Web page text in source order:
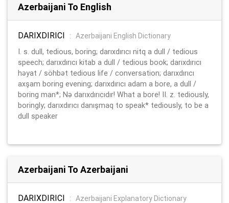
Azerbaijani To English
DARIXDIRICI : Azerbaijani English Dictionary
I. s. dull, tedious, boring; darıxdırıcı nitq a dull / tedious
speech; darıxdırıcı kitab a dull / tedious book; darıxdırıcı
həyat / söhbət tedious life / conversation; darıxdırıcı
axşam boring evening; darıxdırıcı adam a bore, a dull /
boring man*; Nə darıxdırıcıdır! What a bore! II. z. tediously,
boringly; darıxdırıcı danışmaq to speak* tediously, to be a
dull speaker
Azerbaijani To Azerbaijani
DARIXDIRICI : Azerbaijani Explanatory Dictionary